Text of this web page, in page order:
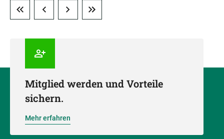
Mitglied werden und Vorteile
sichern.
Mehr erfahren